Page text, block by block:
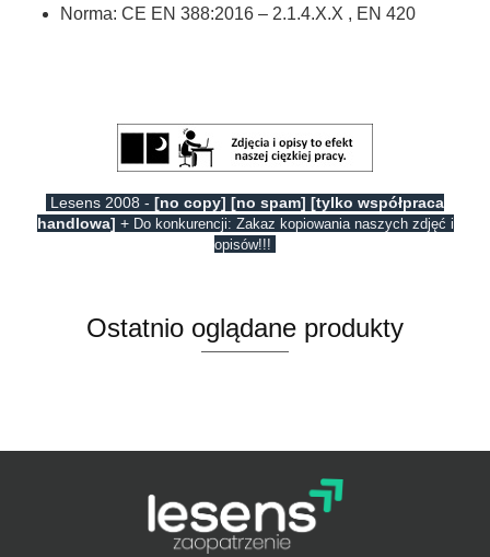
Norma: CE EN 388:2016 – 2.1.4.X.X , EN 420
Lesens 2008 - [no copy] [no spam] [tylko współpraca
handlowa] + Do konkurencji: Zakaz kopiowania naszych zdjęć i
opisów!!!
Ostatnio oglądane produkty